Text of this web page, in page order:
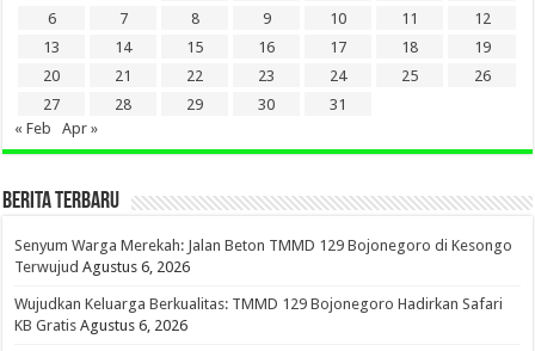
6
7 8 9 10 11
12
13
14 15 16 17 18
19
20
21 22 23 24 25
26
27
28 29 30
31
« Feb
Apr »
BERITA TERBARU
Senyum Warga Merekah: Jalan Beton TMMD 129 Bojonegoro di Kesongo
Terwujud Agustus 6, 2026
Wujudkan Keluarga Berkualitas: TMMD 129 Bojonegoro Hadirkan Safari
KB Gratis Agustus 6, 2026